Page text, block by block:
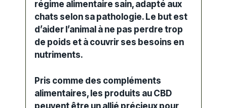
régime alimentaire sain, adapté aux
chats selon sa pathologie. Le but est
d’aider l’animal à ne pas perdre trop
de poids et à couvrir ses besoins en
nutriments.
Pris comme des compléments
alimentaires, les produits au CBD
peuvent être un allié précieux pour